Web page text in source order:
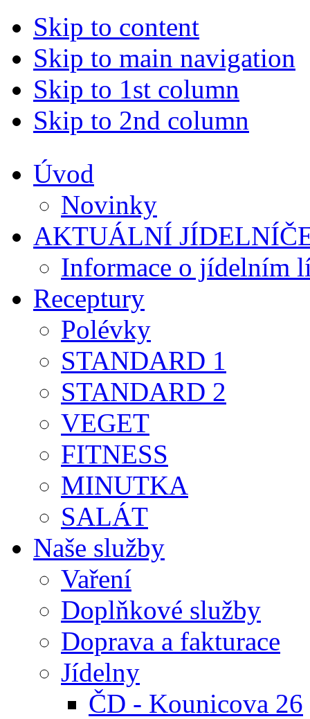
Skip to content
Skip to main navigation
Skip to 1st column
Skip to 2nd column
Úvod
Novinky
AKTUÁLNÍ
Informace o jídelním
Receptury
Polévky
STANDARD 1
STANDARD 2
VEGET
FITNESS
MINUTKA
SALÁT
Naše služby
Vaření
Doplňkové služby
Doprava a fakturace
Jídelny
ČD - Kounicova 26